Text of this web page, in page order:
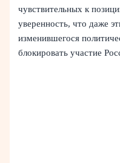
чувствительных к
уверенность, что даже
изменившегося
блокировать участие